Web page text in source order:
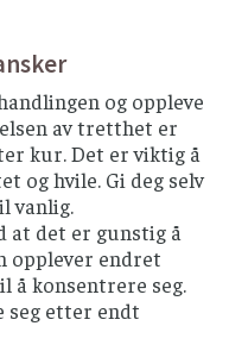
og oppleve
av tretthet er
kur. Det er viktig å
og hvile. Gi deg selv
vanlig.
det er gunstig å
opplever endret
å konsentrere seg.
seg etter endt